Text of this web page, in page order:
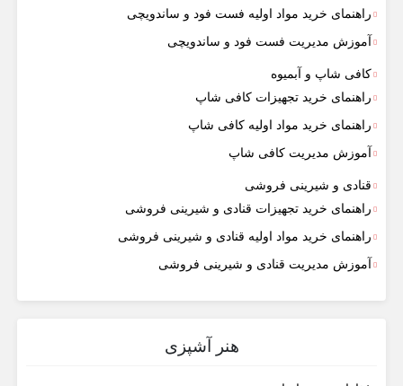
راهنمای خرید مواد اولیه فست فود و ساندویچی
آموزش مدیریت فست فود و ساندویچی
کافی شاپ و آبمیوه
راهنمای خرید تجهیزات کافی شاپ
راهنمای خرید مواد اولیه کافی‌ شاپ‌
آموزش مدیریت کافی شاپ
قنادی و شیرینی فروشی
راهنمای خرید تجهیزات قنادی و شیرینی فروشی
راهنمای خرید مواد اولیه قنادی و شیرینی فروشی
آموزش مدیریت قنادی و شیرینی فروشی
هنر آشپزی